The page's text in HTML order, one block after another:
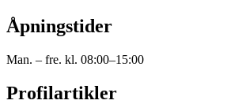
Åpningstider
Man. – fre. kl. 08:00–15:00
Profilartikler